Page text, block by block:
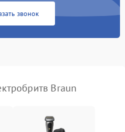
звонок
Braun